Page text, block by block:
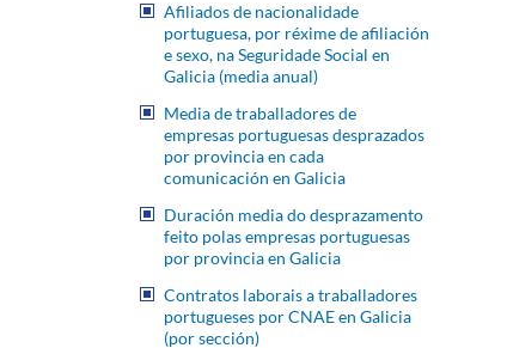
Afiliados de nacionalidade
portuguesa, por réxime de afiliación
e sexo, na Seguridade Social en
Galicia (media anual)
Media de traballadores de
empresas portuguesas desprazados
por provincia en cada
comunicación en Galicia
Duración media do desprazamento
feito polas empresas portuguesas
por provincia en Galicia
Contratos laborais a traballadores
portugueses por CNAE en Galicia
(por sección)